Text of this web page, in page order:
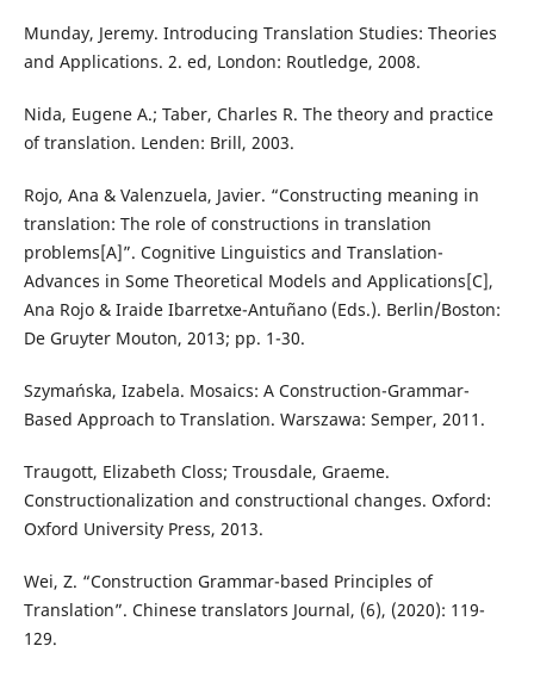
Munday, Jeremy. Introducing Translation Studies: Theories
and Applications. 2. ed, London: Routledge, 2008.
Nida, Eugene A.; Taber, Charles R. The theory and practice
of translation. Lenden: Brill, 2003.
Rojo, Ana & Valenzuela, Javier. “Constructing meaning in
translation: The role of constructions in translation
problems[A]”. Cognitive Linguistics and Translation-
Advances in Some Theoretical Models and Applications[C],
Ana Rojo & Iraide Ibarretxe-Antuñano (Eds.). Berlin/Boston:
De Gruyter Mouton, 2013; pp. 1-30.
Szymańska, Izabela. Mosaics: A Construction-Grammar-
Based Approach to Translation. Warszawa: Semper, 2011.
Traugott, Elizabeth Closs; Trousdale, Graeme.
Constructionalization and constructional changes. Oxford:
Oxford University Press, 2013.
Wei, Z. “Construction Grammar-based Principles of
Translation”. Chinese translators Journal, (6), (2020): 119-
129.